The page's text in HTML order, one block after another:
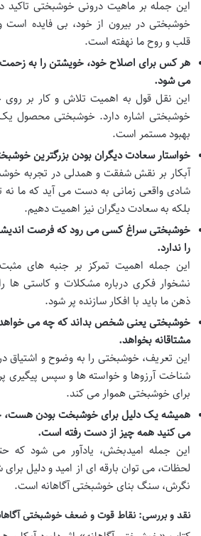
این جمله بر ماهیت درونی خوشبختی تاکید
خوشبختی در بیرون از خود، بی فایده است
قلب و روح ما نهفته است.
هر کس برای اصلاح خود، خویشتن را به
می شود.
این نقل قول به اهمیت تلاش و کار بر روی
خوشبختی اشاره دارد. خوشبختی محصول یک
بهبود مستمر است.
خواستار سعادت دیگران بودن بزرگترین
آبکار بر نقش شفقت و همدلی در تجربه
شادی واقعی زمانی به دست می آید که ما نه
بلکه به سعادت دیگران نیز اهمیت دهیم.
خوشبختی سراغ کسی می رود که فرصت
را ندارد.
این جمله اهمیت تمرکز بر جنبه های
نشخوار فکری درباره مشکلات و کاستی ها
ذهن ما باید با افکار سازنده پر شود.
خوشبختی یعنی شخص بداند که چه می خواهد و
مشتاقانه بخواهد.
این تعریف، خوشبختی را به وضوح و اشتیاق
شناخت آرزوها و خواسته ها و سپس پیگیری
برای خوشبختی هموار می کند.
همیشه یک دلیل برای خوشبخت بودن هست،
می کنید همه چیز از دست رفته است.
این جمله امیدبخش، یادآور می شود که
لحظات، می توان بارقه ای از امید و دلیل
نگرش، سنگ بنای خوشبختی آگاهانه است.
نقد و بررسی: نقاط قوت و ضعف خوشبختی